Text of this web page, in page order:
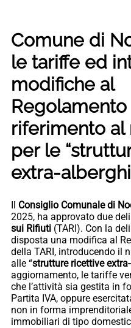
Comune di
le tariffe ed
modifiche al
Regolamento
riferimento al
per le
extra-
Il Consiglio Comunale di
2025, ha approvato due
sui Rifiuti (TARI). Con la
disposta una modifica al
della TARI, introducendo il
alle “strutture ricettive
aggiornamento, le tariffe
che l’attività sia gestita in
Partita IVA, oppure
non in forma
immobiliari di tipo